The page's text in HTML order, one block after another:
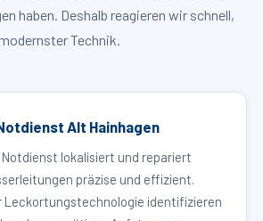
haben. Deshalb reagieren wir schnell,
Technik.
Alt Hainhagen
Notdienst lokalisiert und repariert
präzise und effizient.
Leckortungstechnologie identifizieren